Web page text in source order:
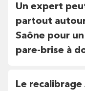
Un expert
partout
Saône pour
pare-brise à
Le